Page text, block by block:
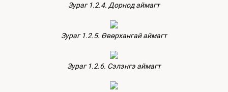
Зураг 1.2.4. Дорнод аймагт
Зураг 1.2.5. Өвөрхангай аймагт
Зураг 1.2.6. Сэлэнгэ аймагт